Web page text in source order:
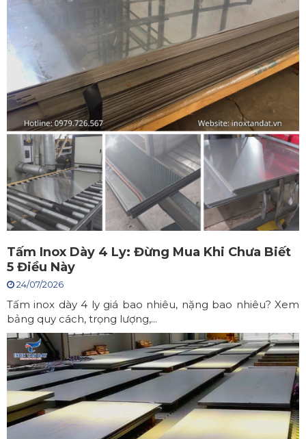
Tấm Inox Dày 4 Ly: Đừng Mua Khi Chưa Biết
5 Điều Này
24/07/2026
Tấm inox dày 4 ly giá bao nhiêu, nặng bao nhiêu? Xem
bảng quy cách, trọng lượng,...